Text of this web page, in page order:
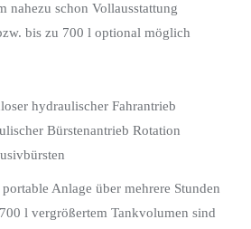
nahezu schon Vollausstattung
bis zu 700 l optional möglich
hydraulischer Fahrantrieb
Bürstenantrieb Rotation
Anlage über mehrere Stunden
l vergrößertem Tankvolumen sind